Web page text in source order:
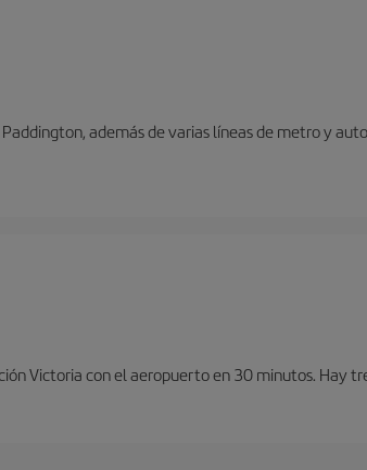
además de varias líneas de metro y
Victoria con el aeropuerto en 30 minutos. Hay